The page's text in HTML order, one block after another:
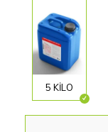
5 KİLO